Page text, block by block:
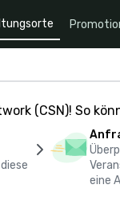
(CSN)! So
eine